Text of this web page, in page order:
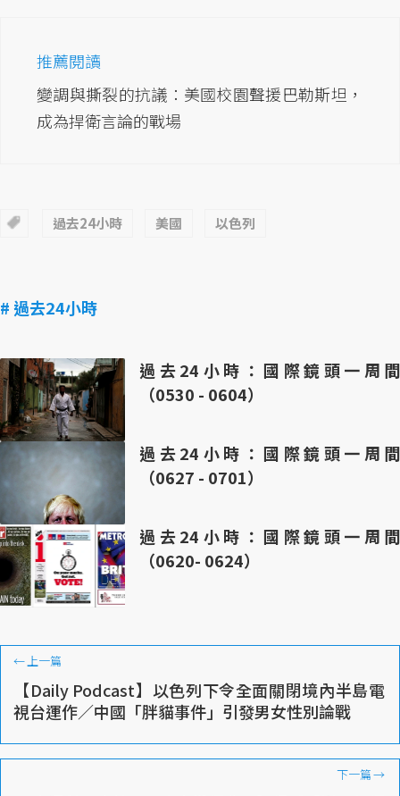
推薦閱讀
變調與撕裂的抗議：美國校園聲援巴勒斯坦，
成為捍衛言論的戰場
過去24小時 美國 以色列
# 過去24小時
過去24小時：國際鏡頭一周間
（0530 - 0604）
過去24小時：國際鏡頭一周間
（0627 - 0701）
過去24小時：國際鏡頭一周間
（0620- 0624）
←上一篇
【Daily Podcast】以色列下令全面關閉境內半島電
視台運作／中國「胖貓事件」引發男女性別論戰
下一篇→